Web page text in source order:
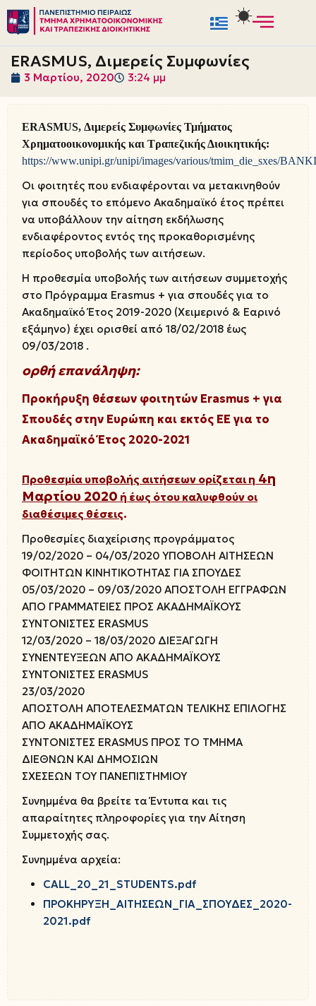
Μεταπηδήστε
στο
περιεχόμενο
ERASMUS, Διμερείς Συμφωνίες
3 Μαρτίου, 2020 3:24 μμ
ERASMUS, Διμερείς Συμφωνίες Τμήματος
Χρηματοοικονομικής και Τραπεζικής Διοικητικής:
https://www.unipi.gr/unipi/images/various/tmim_die_sxes/
Οι φοιτητές που ενδιαφέρονται να μετακινηθούν
για σπουδές το επόμενο Ακαδημαϊκό έτος πρέπει
να υποβάλλουν την αίτηση εκδήλωσης
ενδιαφέροντος εντός της προκαθορισμένης
περίοδος υποβολής των αιτήσεων.
Η προθεσμία υποβολής των αιτήσεων συμμετοχής
στο Πρόγραμμα Erasmus + για σπουδές για το
Ακαδημαϊκό Έτος 2019-2020 (Χειμερινό & Εαρινό
εξάμηνο) έχει ορισθεί από 18/02/2018 έως
09/03/2018 .
ορθή επανάληψη:
Προκήρυξη θέσεων φοιτητών Erasmus + για
Σπουδές στην Ευρώπη και εκτός ΕΕ για το
Ακαδημαϊκό Έτος 2020-2021
Προθεσμία υποβολής αιτήσεων ορίζεται η 4η
Μαρτίου 2020 ή έως ότου καλυφθούν οι
διαθέσιμες θέσεις.
Προθεσμίες διαχείρισης προγράμματος
19/02/2020 – 04/03/2020 ΥΠΟΒΟΛΗ ΑΙΤΗΣΕΩΝ
ΦΟΙΤΗΤΩΝ ΚΙΝΗΤΙΚΟΤΗΤΑΣ ΓΙΑ ΣΠΟΥΔΕΣ
05/03/2020 – 09/03/2020 ΑΠΟΣΤΟΛΗ ΕΓΓΡΑΦΩΝ
ΑΠΟ ΓΡΑΜΜΑΤΕΙΕΣ ΠΡΟΣ ΑΚΑΔΗΜΑΪΚΟΥΣ
ΣΥΝΤΟΝΙΣΤΕΣ ERASMUS
12/03/2020 – 18/03/2020 ΔΙΕΞΑΓΩΓΗ
ΣΥΝΕΝΤΕΥΞΕΩΝ ΑΠΟ ΑΚΑΔΗΜΑΪΚΟΥΣ
ΣΥΝΤΟΝΙΣΤΕΣ ERASMUS
23/03/2020
ΑΠΟΣΤΟΛΗ ΑΠΟΤΕΛΕΣΜΑΤΩΝ ΤΕΛΙΚΗΣ ΕΠΙΛΟΓΗΣ
ΑΠΌ ΑΚΑΔΗΜΑΪΚΟΥΣ
ΣΥΝΤΟΝΙΣΤΕΣ ERASMUS ΠΡΟΣ ΤΟ ΤΜΗΜΑ
ΔΙΕΘΝΩΝ ΚΑΙ ΔΗΜΟΣΙΩΝ
ΣΧΕΣΕΩΝ ΤΟΥ ΠΑΝΕΠΙΣΤΗΜΙΟΥ
Συνημμένα θα βρείτε τα Έντυπα και τις
απαραίτητες πληροφορίες για την Αίτηση
Συμμετοχής σας.
Συνημμένα αρχεία:
CALL_20_21_STUDENTS.pdf
ΠΡΟΚΗΡΥΞΗ_ΑΙΤΗΣΕΩΝ_ΓΙΑ_ΣΠΟΥΔΕΣ_2020-
2021.pdf